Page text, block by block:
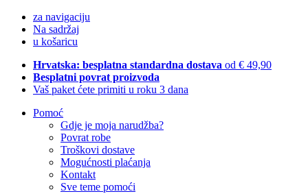
za navigaciju
Na sadržaj
u košaricu
Hrvatska: besplatna standardna dostava od € 49,90
Besplatni povrat proizvoda
Vaš paket ćete primiti u roku 3 dana
Pomoć
Gdje je moja narudžba?
Povrat robe
Troškovi dostave
Mogućnosti plaćanja
Kontakt
Sve teme pomoći